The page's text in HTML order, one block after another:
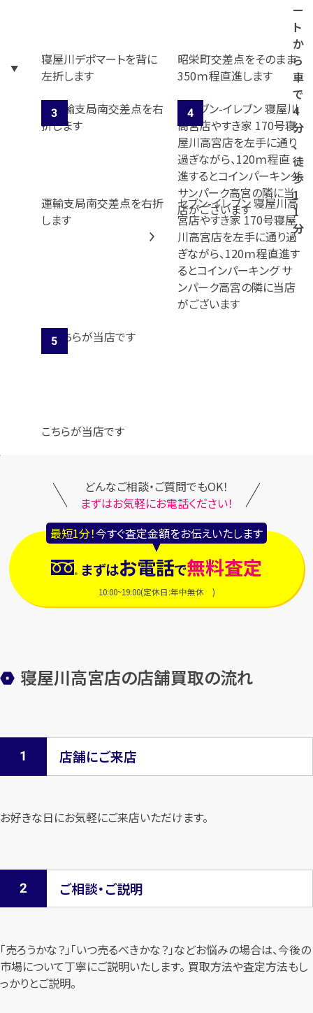
ー
ト
か
ら
車
で
4
分
、
徒
歩
1
1
分
寝屋川デポマートを背に
左折します
昭栄町交差点をそのまま
350ｍ程直進します
運輸支局南交差点を右折
します
セブン-イレブン 寝屋川高
宮店やすき家 170号寝屋
川高宮店を左手に通り過
ぎながら、120ｍ程直進す
るとコインパーキング サ
ンパーク高宮の隣に当店
がございます
こちらが当店です
どんなご相談・ご質問でもOK！
まずはお気軽にお電話ください！
最短1分！今すぐ査定金額をお伝えいたします
まずはお電話で無料査定
10:00~19:00(定休日:年中無休 )
寝屋川高宮店の店舗買取の流れ
店舗にご来店
お好きな日にお気軽にご来店いただけます。
ご相談・ご説明
「売ろうかな？」「いつ売るべきかな？」などお悩みの場合は、今後の
市場について丁寧にご説明いたします。 買取方法や査定方法もし
っかりとご説明。